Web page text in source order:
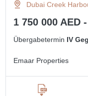
Dubai Creek
1 750 000 AED
Übergabetermin IV
Emaar Properties